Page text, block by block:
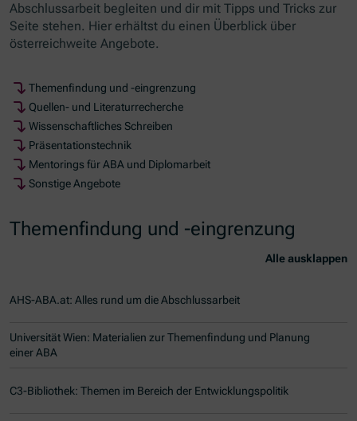
Abschlussarbeit begleiten und dir mit Tipps und Tricks zur
Seite stehen. Hier erhältst du einen Überblick über
österreichweite Angebote.
Themenfindung und -eingrenzung
Quellen- und Literaturrecherche
Wissenschaftliches Schreiben
Präsentationstechnik
Mentorings für ABA und Diplomarbeit
Sonstige Angebote
Themenfindung und -eingrenzung
Alle ausklappen
AHS-ABA.at: Alles rund um die Abschlussarbeit
Universität Wien: Materialien zur Themenfindung und Planung
einer ABA
C3-Bibliothek: Themen im Bereich der Entwicklungspolitik